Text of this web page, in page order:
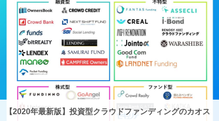
【2020年最新版】投資型クラウドファンディングのカオス